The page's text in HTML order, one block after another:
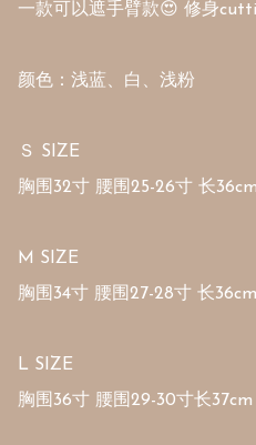
一款可以遮手臂款😍 修身
颜色：浅蓝、白、浅粉
Ｓ SIZE
胸围32寸 腰围25-26寸 长36cm
M SIZE
胸围34寸 腰围27-28寸 长36cm
L SIZE
胸围36寸 腰围29-30寸长37cm